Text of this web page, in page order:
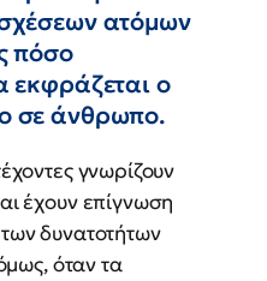
ατόμων
πόσο
εκφράζεται ο
σε άνθρωπο.
γνωρίζουν
έχουν επίγνωση
δυνατοτήτων
όταν τα